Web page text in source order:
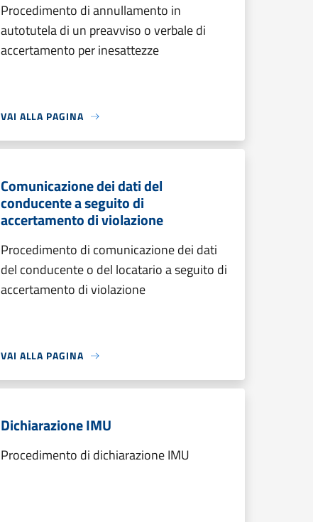
Procedimento di annullamento in
autotutela di un preavviso o verbale di
accertamento per inesattezze
VAI ALLA PAGINA
Comunicazione dei dati del
conducente a seguito di
accertamento di violazione
Procedimento di comunicazione dei dati
del conducente o del locatario a seguito di
accertamento di violazione
VAI ALLA PAGINA
Dichiarazione IMU
Procedimento di dichiarazione IMU